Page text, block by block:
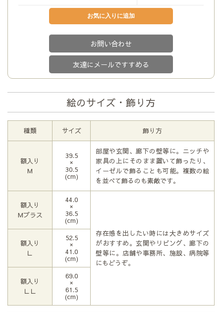
お問い合わせ
友達にメールですすめる
絵のサイズ・飾り方
種類 サイズ 飾り方
額入り
М
39.5
×
30.5
(cm)
部屋や玄関、廊下の壁等に。ニッチや
家具の上にそのまま置いて飾ったり、
イーゼルで飾ることも可能。複数の絵
を並べて飾るのも素敵です。
額入り
Мプラス
44.0
×
36.5
(cm)
存在感を出したい時には大きめサイズ
がおすすめ。玄関やリビング、廊下の
壁等に。店舗や事務所、施設、病院等
にもどうぞ。
額入り
Ｌ
52.5
×
41.0
(cm)
額入り
ＬＬ
69.0
×
61.5
(cm)